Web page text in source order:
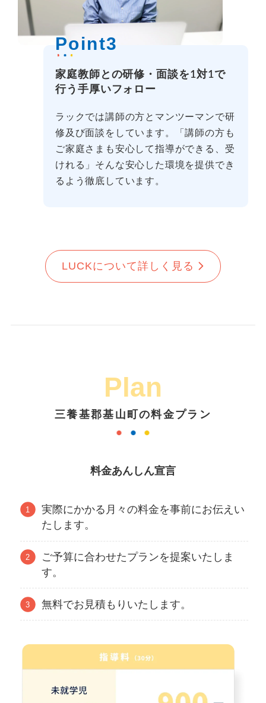
Point3
家庭教師との研修・面談を1対1で
行う手厚いフォロー
ラックでは講師の方とマンツーマンで研
修及び面談をしています。「講師の方も
ご家庭さまも安心して指導ができる、受
けれる」そんな安心した環境を提供でき
るよう徹底しています。
LUCKについて詳しく見る
Plan
三養基郡基山町の料金プラン
料金あんしん宣言
実際にかかる月々の料金を事前にお伝えい
たします。
ご予算に合わせたプランを提案いたしま
す。
無料でお見積もりいたします。